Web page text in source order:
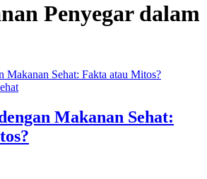
Penyegar dalam
Makanan Sehat: